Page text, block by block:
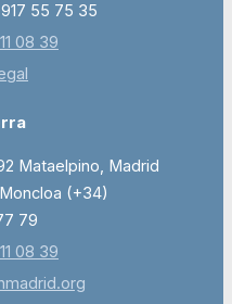
55 75 35
08 39
Mataelpino, Madrid
(+34)
79
08 39